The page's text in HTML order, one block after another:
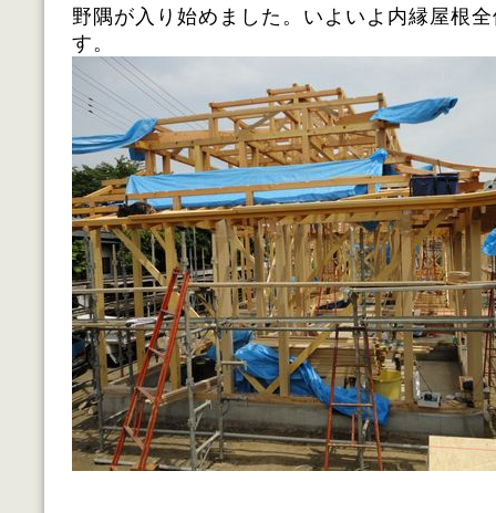
野隅が入り始めました。いよいよ内縁屋根
す。